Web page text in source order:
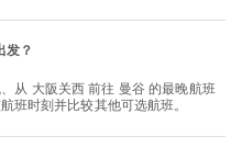
发？
班时刻并比较其他可选航班。